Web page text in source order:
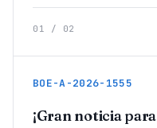
01 / 02
BOE-A-2026-1555
¡Gran noticia